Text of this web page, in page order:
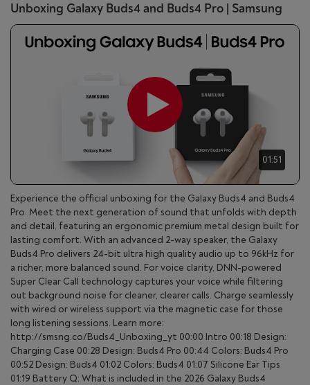
Unboxing Galaxy Buds4 and Buds4 Pro | Samsung
01:51
Experience the official unboxing for the Galaxy Buds4 and Buds4
Pro. Meet the next generation of sound that unfolds with depth
and detail, featuring an ergonomic premium metal design built for
lasting comfort. With an advanced 2-way speaker, the Galaxy
Buds4 Pro delivers 24-bit ultra high quality audio up to 96kHz for
a richer, more balanced sound. For voice clarity, DNN-powered
Super Clear Call technology captures your voice while filtering
out background noise for cleaner, clearer calls. Charge seamlessly
with wired or wireless support via the magnetic case for those
long listening sessions. Learn more:
http://smsng.co/Buds4_Unboxing_yt 00:00 Intro 00:18 Design:
Charging Case 00:28 Design: Buds4 Pro 00:44 Colors: Buds4 Pro
00:52 Design: Buds4 01:02 Colors: Buds4 01:07 Silicone Ear Tips
01:19 Battery Q: What is included in the 2026 Galaxy Buds4